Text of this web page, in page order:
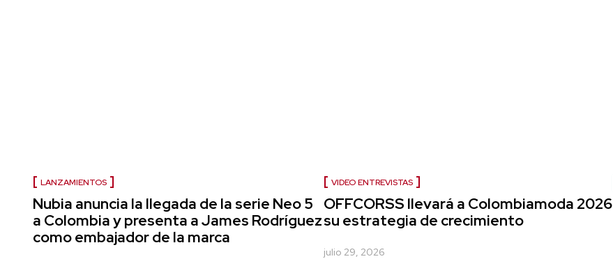
LANZAMIENTOS
Nubia anuncia la llegada de la serie Neo 5
a Colombia y presenta a James Rodríguez
como embajador de la marca
VIDEO ENTREVISTAS
OFFCORSS llevará a Colombiamoda 2026
su estrategia de crecimiento
julio 29, 2026